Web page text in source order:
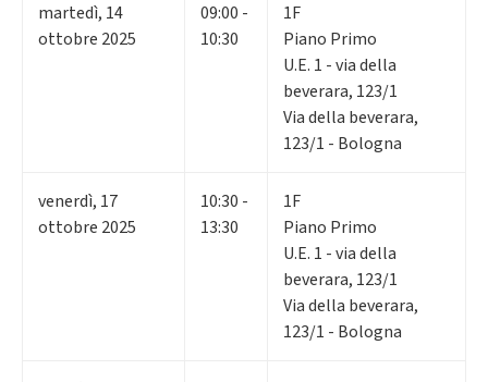
martedì, 14
ottobre 2025
09:00 -
10:30
1F
Piano Primo
U.E. 1 - via della
beverara, 123/1
Via della beverara,
123/1 - Bologna
venerdì, 17
ottobre 2025
10:30 -
13:30
1F
Piano Primo
U.E. 1 - via della
beverara, 123/1
Via della beverara,
123/1 - Bologna